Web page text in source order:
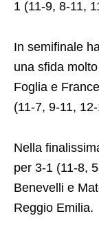
1 (11-9, 8-11,
In semifinale
una sfida
Foglia e
(11-7, 9-11,
Nella
per 3-1 (11-8,
Benevelli e
Reggio Emilia.